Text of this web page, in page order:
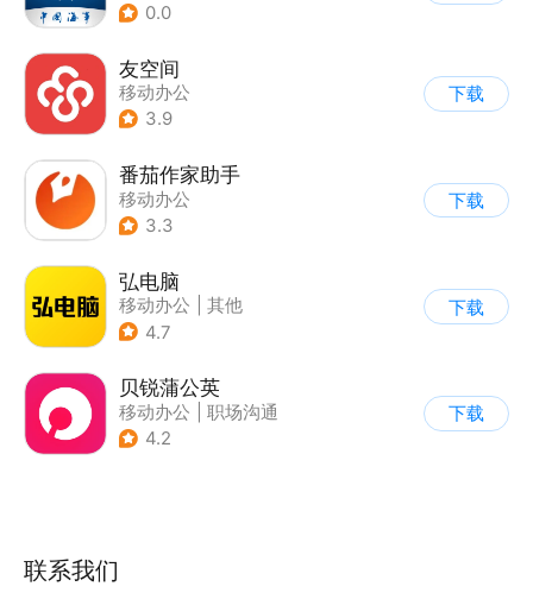
0.0
友空间
移动办公
3.9
下载
番茄作家助手
移动办公
3.3
下载
弘电脑
移动办公
其他
4.7
下载
贝锐蒲公英
移动办公
职场沟通
4.2
下载
联系我们